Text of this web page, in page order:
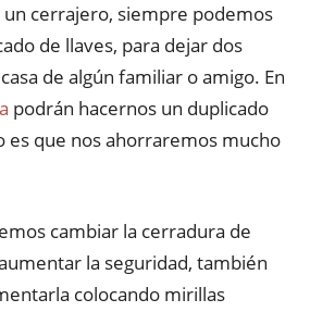
cerrajero, siempre podemos
de llaves, para dejar dos
de algún familiar o amigo. En
podrán hacernos un duplicado
es que nos ahorraremos mucho
cambiar la cerradura de
la seguridad, también
colocando mirillas